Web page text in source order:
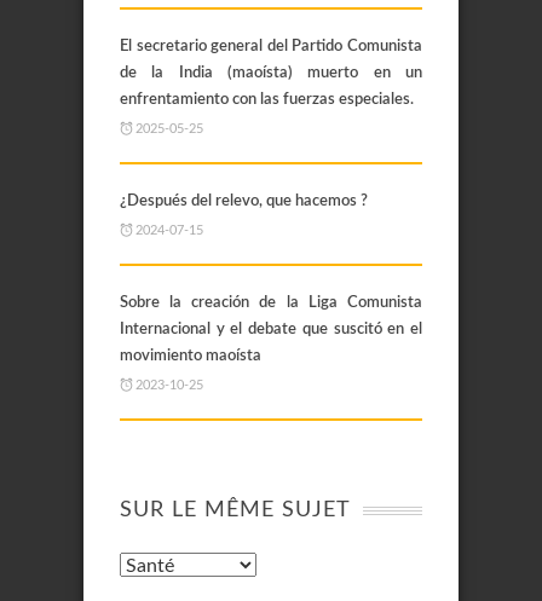
El secretario general del Partido Comunista
de la India (maoísta) muerto en un
enfrentamiento con las fuerzas especiales.
2025-05-25
¿Después del relevo, que hacemos ?
2024-07-15
Sobre la creación de la Liga Comunista
Internacional y el debate que suscitó en el
movimiento maoísta
2023-10-25
SUR LE MÊME SUJET